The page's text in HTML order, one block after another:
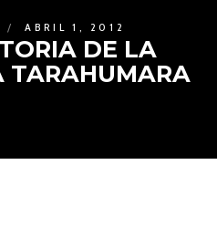
ABRIL 1, 2012
DE LA
TARAHUMARA